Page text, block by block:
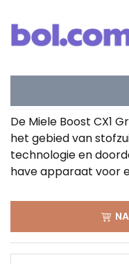
De Miele Boost CX1
het gebied van
technologie en
have apparaat voor